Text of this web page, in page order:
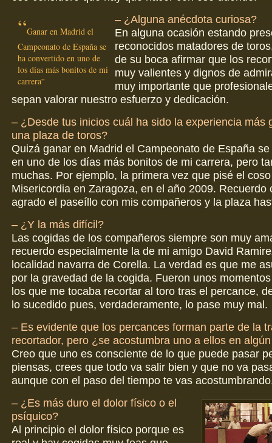
Ganar en Madrid el
Campeonato de España se
ha convertido en uno de
los días más bonitos de mi
carrera
– ¿Alguna anécdota curiosa?
En alguna ocasión estando
reconocidos matadores de
de su boca afirmar que los
muy valientes y dignos de
muy importante que
sepan valorar nuestro esfuerzo y dedicación.
– ¿Desde tus inicios cuál ha sido la experiencia más
una plaza de toros?
Quizá ganar en Madrid el Campeonato de España
en uno de los días más bonitos de mi carrera, pero
muchas. Por ejemplo, la primera vez que pisé el
Misericordia en Zaragoza, en el año 2009. Recuerdo
agrado el paseíllo con mis compañeros y la plaza
– ¿Y la más difícil?
Las cogidas de los compañeros siempre son muy
recuerdo especialmente la de mi amigo David
localidad navarra de Corella. La verdad es que me
por la gravedad de la cogida. Fueron unos
los que me tocaba recortar al toro tras el percance,
lo sucedido pues, verdaderamente, lo pase muy mal.
– Es evidente que los percances forman parte de la
recortador, pero ¿se acostumbra uno a ellos en
Creo que uno es consciente de lo que puede pasar
piensas, crees que todo va salir bien y que no va
aunque con el paso del tiempo te vas
– ¿Es más duro el dolor físico o el
psíquico?
Al principio el dolor físico porque es